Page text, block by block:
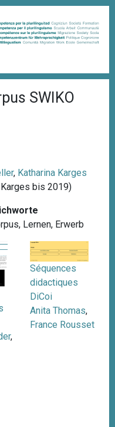
SWIKO
, Katharina Karges
bis 2019)
, Lernen, Erwerb
,
Séquences
didactiques
DiCoi
Anita Thomas,
France Rousset